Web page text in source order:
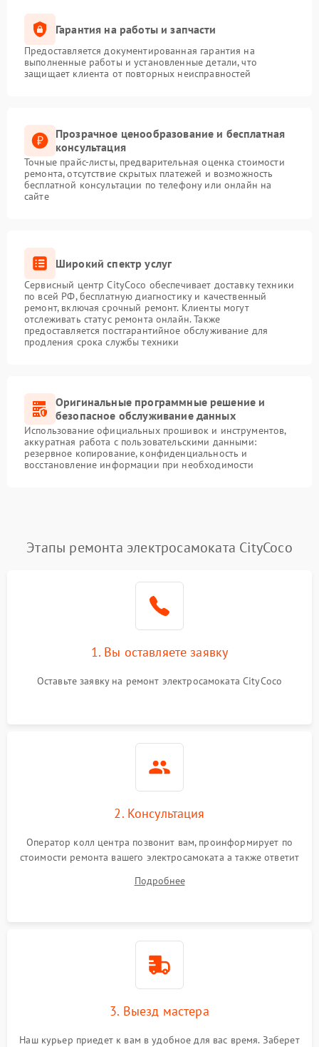
Гарантия на работы и запчасти
Предоставляется документированная гарантия на
выполненные работы и установленные детали, что
защищает клиента от повторных неисправностей
Прозрачное ценообразование и бесплатная
консультация
Точные прайс-листы, предварительная оценка стоимости
ремонта, отсутствие скрытых платежей и возможность
бесплатной консультации по телефону или онлайн на
сайте
Широкий спектр услуг
Сервисный центр CityCoco обеспечивает доставку техники
по всей РФ, бесплатную диагностику и качественный
ремонт, включая срочный ремонт. Клиенты могут
отслеживать статус ремонта онлайн. Также
предоставляется постгарантийное обслуживание для
продления срока службы техники
Оригинальные программные решение и
безопасное обслуживание данных
Использование официальных прошивок и инструментов,
аккуратная работа с пользовательскими данными:
резервное копирование, конфиденциальность и
восстановление информации при необходимости
Этапы ремонта электросамоката CityCoco
1. Вы оставляете заявку
Оставьте заявку на ремонт электросамоката CityCoco
2. Консультация
Оператор колл центра позвонит вам, проинформирует по
стоимости ремонта вашего электросамоката а также ответит
Подробнее
3. Выезд мастера
Наш курьер приедет к вам в удобное для вас время. Заберет